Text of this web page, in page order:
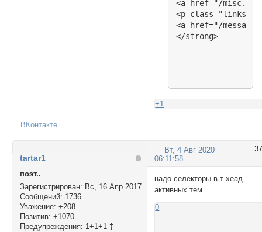
<a href="/
<p
<a href="/
+1
ВКонтакте
37
Вт, 4 Авг 2020
06:11:58
tartar1
поэт..
Зарегистрирован: Вс, 16 Апр 2017
Сообщений: 1736
Уважение: +208
Позитив: +1070
Предупреждения: 1+1+1 ‡
надо селекторы в т хеад
активных тем
0